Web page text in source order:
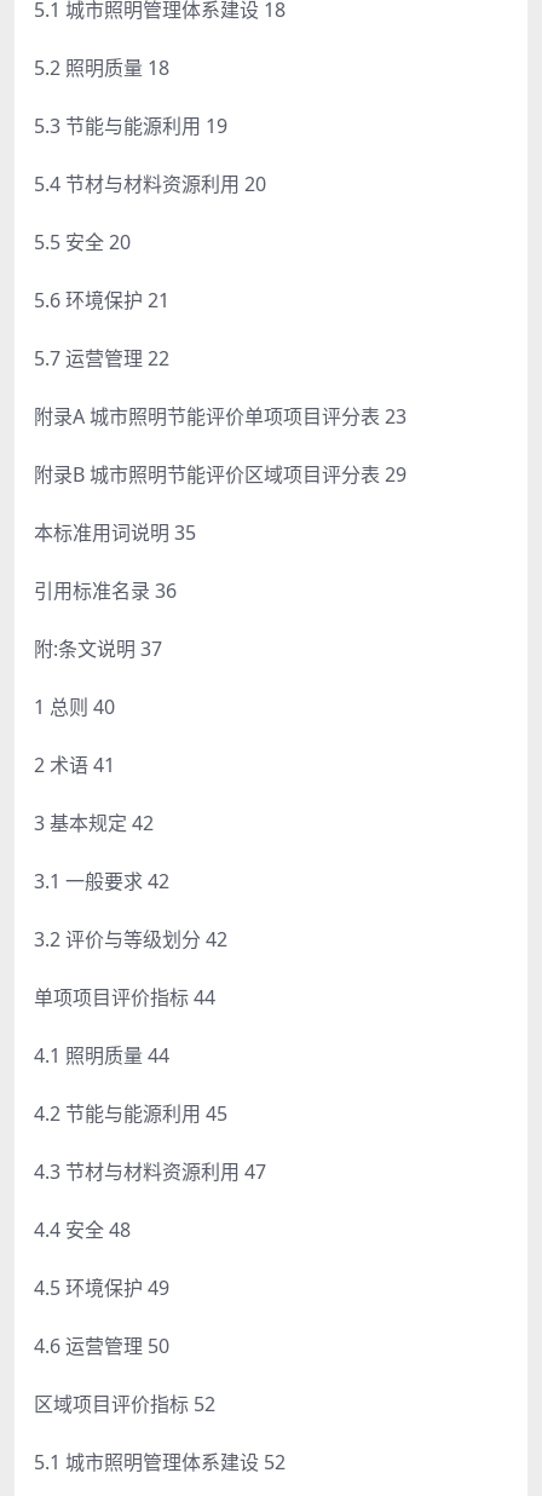
5.1 城市照明管理体系建设 18
5.2 照明质量 18
5.3 节能与能源利用 19
5.4 节材与材料资源利用 20
5.5 安全 20
5.6 环境保护 21
5.7 运营管理 22
附录A 城市照明节能评价单项项目评分表 23
附录B 城市照明节能评价区域项目评分表 29
本标准用词说明 35
引用标准名录 36
附:条文说明 37
1 总则 40
2 术语 41
3 基本规定 42
3.1 一般要求 42
3.2 评价与等级划分 42
单项项目评价指标 44
4.1 照明质量 44
4.2 节能与能源利用 45
4.3 节材与材料资源利用 47
4.4 安全 48
4.5 环境保护 49
4.6 运营管理 50
区域项目评价指标 52
5.1 城市照明管理体系建设 52